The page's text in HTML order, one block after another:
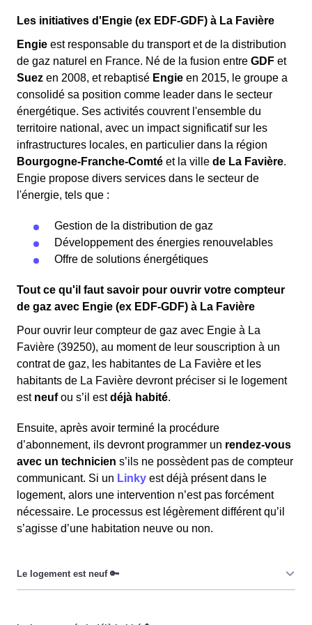
En attendant l'arrivée d'un technicien Engie
dans la région Franche-Comté pour effectuer
une intervention, vous devrez patienter.
L'opérateur vous donnera des consignes à
suivre pendant ce délai.
ville de La Favière. Dans ce cas, il est recommandé
d'attendre environ vingt minutesavant de
contacter Enedis
.
Les coupures d'électricité peuvent parfois être dues
à unefacture impayée auprès de votre
fournisseur. Après plusieurs relances, celui-ci peut
fourniture d'énergie. Dans ce cas, il est essentiel de
contacter directement le service client de votre
fournisseur pour obtenir des instructions sur les
démarches à suivre.
Unesurcharge électriquepeut également être à
l'origine de la coupure, souvent causée par un trop
grand nombre d'appareils branchés en même temps
Les initiatives d'Engie (ex EDF-GDF) à La Favière
Engie est responsable du transport et de la distribution
de gaz naturel en France. Né de la fusion entre GDF et
Suez en 2008, et rebaptisé Engie en 2015, le groupe a
consolidé sa position comme leader dans le secteur
énergétique. Ses activités couvrent l'ensemble du
territoire national, avec un impact significatif sur les
infrastructures locales, en particulier dans la région
Bourgogne-Franche-Comté et la ville de La Favière.
Engie propose divers services dans le secteur de
l'énergie, tels que :
Gestion de la distribution de gaz
Développement des énergies renouvelables
Offre de solutions énergétiques
Tout ce qu'il faut savoir pour ouvrir votre compteur
de gaz avec Engie (ex EDF-GDF) à La Favière
Pour ouvrir leur compteur de gaz avec Engie à La
Favière (39250), au moment de leur souscription à un
contrat de gaz, les habitantes de La Favière et les
habitants de La Favière devront préciser si le logement
est neufou s’il estdéjà habité.
Ensuite, après avoir terminé la procédure
d’abonnement, ils devront programmer un rendez-vous
avec un technicien s’ils ne possèdent pas de compteur
communicant. Si un Linky est déjà présent dans le
logement, alors une intervention n’est pas forcément
nécessaire. Le processus est légèrement différent qu’il
s’agisse d’une habitation neuve ou non.